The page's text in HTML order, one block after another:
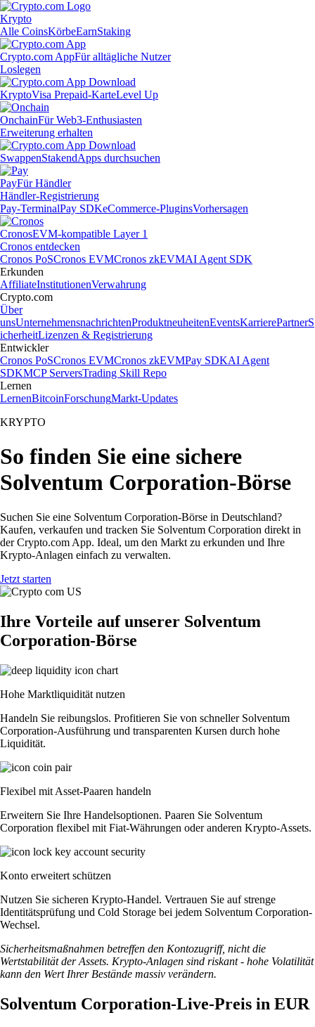
Krypto
Alle CoinsKörbeEarnStaking
Crypto.com AppFür alltägliche Nutzer
Loslegen
KryptoVisa Prepaid-KarteLevel Up
OnchainFür Web3-Enthusiasten
Erweiterung erhalten
SwappenStakendApps durchsuchen
PayFür Händler
Händler-Registrierung
Pay-TerminalPay SDKeCommerce-PluginsVorhersagen
CronosEVM-kompatible Layer 1
Cronos entdecken
Cronos PoSCronos EVMCronos zkEVMAI Agent SDK
Erkunden
AffiliateInstitutionenVerwahrung
Crypto.com
Über
unsUnternehmensnachrichtenProduktneuheitenEventsKarrierePartnerS
icherheitLizenzen & Registrierung
Entwickler
Cronos PoSCronos EVMCronos zkEVMPay SDKAI Agent
SDKMCP ServersTrading Skill Repo
Lernen
LernenBitcoinForschungMarkt-Updates
KRYPTO
So finden Sie eine sichere
Solventum Corporation-Börse
Suchen Sie eine Solventum Corporation-Börse in Deutschland?
Kaufen, verkaufen und tracken Sie Solventum Corporation direkt in
der Crypto.com App. Ideal, um den Markt zu erkunden und Ihre
Krypto-Anlagen einfach zu verwalten.
Jetzt starten
Ihre Vorteile auf unserer Solventum
Corporation-Börse
Hohe Marktliquidität nutzen
Handeln Sie reibungslos. Profitieren Sie von schneller Solventum
Corporation-Ausführung und transparenten Kursen durch hohe
Liquidität.
Flexibel mit Asset-Paaren handeln
Erweitern Sie Ihre Handelsoptionen. Paaren Sie Solventum
Corporation flexibel mit Fiat-Währungen oder anderen Krypto-Assets.
Konto erweitert schützen
Nutzen Sie sicheren Krypto-Handel. Vertrauen Sie auf strenge
Identitätsprüfung und Cold Storage bei jedem Solventum Corporation-
Wechsel.
Sicherheitsmaßnahmen betreffen den Kontozugriff, nicht die
Wertstabilität der Assets. Krypto-Anlagen sind riskant - hohe Volatilität
kann den Wert Ihrer Bestände massiv verändern.
Solventum Corporation-Live-Preis in EUR